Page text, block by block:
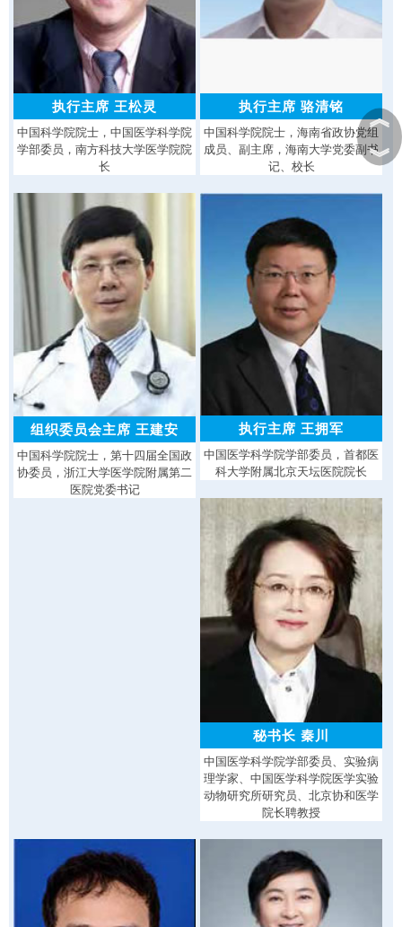
执行主席 王松灵
中国科学院院士，中国医学科学院
学部委员，南方科技大学医学院院
长
执行主席 骆清铭
中国科学院院士，海南省政协党组
成员、副主席，海南大学党委副书
记、校长
组织委员会主席 王建安
中国科学院院士，第十四届全国政
协委员，浙江大学医学院附属第二
医院党委书记
执行主席 王拥军
中国医学科学院学部委员，首都医
科大学附属北京天坛医院院长
秘书长 秦川
中国医学科学院学部委员、实验病
理学家、中国医学科学院医学实验
动物研究所研究员、北京协和医学
院长聘教授
︽
︾